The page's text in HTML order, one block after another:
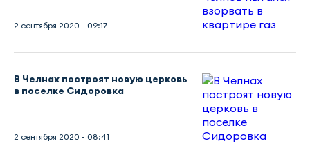
2 сентября 2020 - 09:17
В Челнах построят новую церковь
в поселке Сидоровка
2 сентября 2020 - 08:41